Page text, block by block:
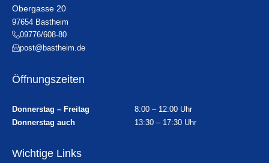
Obergasse 20
97654 Bastheim
09776/608-80
post@bastheim.de
Öffnungszeiten
Donnerstag – Freitag
8:00 – 12:00 Uhr
Donnerstag auch
13:30 – 17:30 Uhr
Wichtige Links